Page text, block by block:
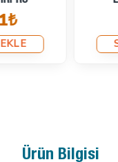
SEPETE EKLE
Ürün Bilgisi